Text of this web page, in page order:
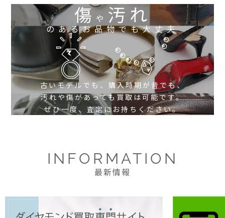
傷や 汚れ
のあるお品物でも大丈夫
古いモデルでも、購入時期が昔でも、
汚れや傷があっても買取は可能です。
ぜひ一度、査定にお持ちください。
INFORMATION
最新情報